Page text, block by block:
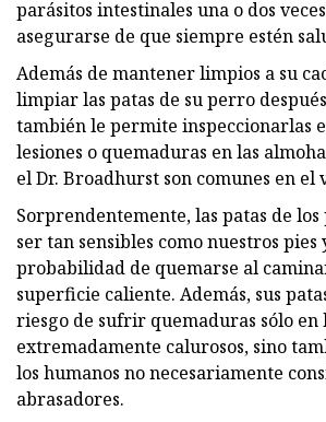
parásitos intestinales una o dos
asegurarse de que siempre estén
Además de mantener limpios a su
limpiar las patas de su perro
también le permite inspeccionarlas
lesiones o quemaduras en las
el Dr. Broadhurst son comunes en el
Sorprendentemente, las patas de
ser tan sensibles como nuestros
probabilidad de quemarse al
superficie caliente. Además, sus
riesgo de sufrir quemaduras sólo en
extremadamente calurosos, sino
los humanos no necesariamente
abrasadores.